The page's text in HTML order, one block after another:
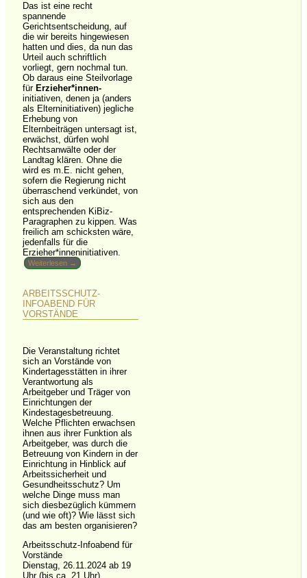
Das ist eine recht
spannende
Gerichtsentscheidung, auf
die wir bereits hingewiesen
hatten und dies, da nun das
Urteil auch schriftlich
vorliegt, gern nochmal tun.
Ob daraus eine Steilvorlage
für Erzieher*innen-
initiativen, denen ja (anders
als Elterninitiativen) jegliche
Erhebung von
Elternbeiträgen untersagt ist,
erwächst, dürfen wohl
Rechtsanwälte oder der
Landtag klären. Ohne die
wird es m.E. nicht gehen,
sofern die Regierung nicht
überraschend verkündet, von
sich aus den
entsprechenden KiBiz-
Paragraphen zu kippen. Was
freilich am schicksten wäre,
jedenfalls für die
Erzieher*inneninitiativen.
Weiterlesen →
ARBEITSSCHUTZ-
INFOABEND FÜR
VORSTÄNDE
Die Veranstaltung richtet
sich an Vorstände von
Kindertagesstätten in ihrer
Verantwortung als
Arbeitgeber und Träger von
Einrichtungen der
Kindestagesbetreuung.
Welche Pflichten erwachsen
ihnen aus ihrer Funktion als
Arbeitgeber, was durch die
Betreuung von Kindern in der
Einrichtung in Hinblick auf
Arbeitssicherheit und
Gesundheitsschutz? Um
welche Dinge muss man
sich diesbezüglich kümmern
(und wie oft)? Wie lässt sich
das am besten organisieren?
Arbeitsschutz-Infoabend für
Vorstände
Dienstag, 26.11.2024 ab 19
Uhr (bis ca. 21 Uhr).